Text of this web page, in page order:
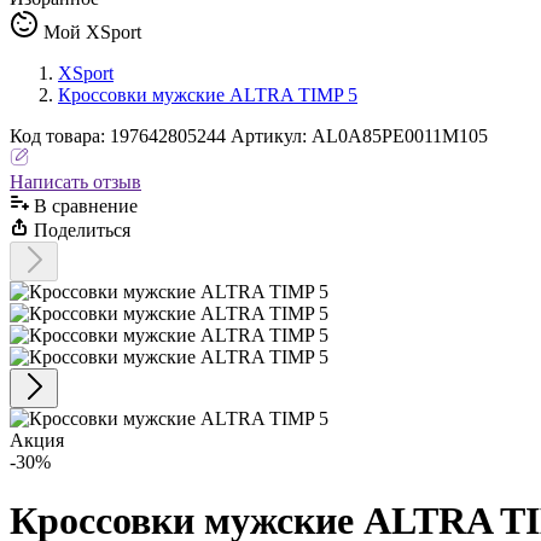
Мой XSport
XSport
Кроссовки мужские ALTRA TIMP 5
Код товара: 197642805244 Артикул: AL0A85PE0011M105
Написать отзыв
В сравнениe
Поделиться
Акция
-30%
Кроссовки мужские ALTRA